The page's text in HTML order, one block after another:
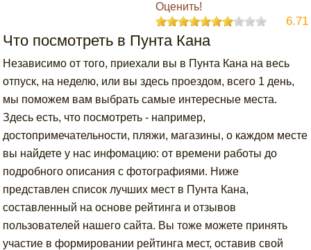
Оценить!
6.71
Что посмотреть в Пунта Кана
Независимо от того, приехали вы в Пунта Кана на весь
отпуск, на неделю, или вы здесь проездом, всего 1 день,
мы поможем вам выбрать самые интересные места.
Здесь есть, что посмотреть - например,
достопримечательности, пляжи, магазины, о каждом месте
вы найдете у нас инфомацию: от времени работы до
подробного описания с фотографиями. Ниже
представлен список лучших мест в Пунта Кана,
составленный на основе рейтинга и отзывов
пользователей нашего сайта. Вы тоже можете принять
участие в формировании рейтинга мест, оставив свой